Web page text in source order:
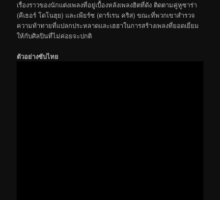
เรื่องราวของนักแต่งเพลงที่อยู่เบื้องหลังเพลงฮิตที่ดัง ติดตามคู่หูซาร่า
(คีเธอร์ โดโนฮุย) และเพียร์ซ (ดาร์เรน คริส) ขณะที่พวกเขาสำรวจ
ความท้าทายที่แปลกประหลาดและเฮฮาในการสร้างเพลงที่ยอดเยี่ยม
ให้กับศิลปินที่ไม่ค่อยจะปกติ
ตัวอย่างซับไทย